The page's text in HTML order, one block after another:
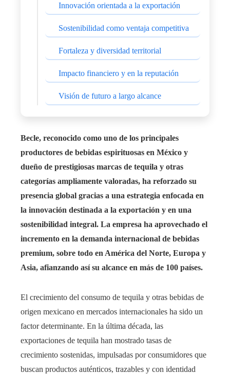
Innovación orientada a la exportación
Sostenibilidad como ventaja competitiva
Fortaleza y diversidad territorial
Impacto financiero y en la reputación
Visión de futuro a largo alcance
Becle, reconocido como uno de los principales
productores de bebidas espirituosas en México y
dueño de prestigiosas marcas de tequila y otras
categorías ampliamente valoradas, ha reforzado su
presencia global gracias a una estrategia enfocada en
la innovación destinada a la exportación y en una
sostenibilidad integral. La empresa ha aprovechado el
incremento en la demanda internacional de bebidas
premium, sobre todo en América del Norte, Europa y
Asia, afianzando así su alcance en más de 100 países.
El crecimiento del consumo de tequila y otras bebidas de
origen mexicano en mercados internacionales ha sido un
factor determinante. En la última década, las
exportaciones de tequila han mostrado tasas de
crecimiento sostenidas, impulsadas por consumidores que
buscan productos auténticos, trazables y con identidad